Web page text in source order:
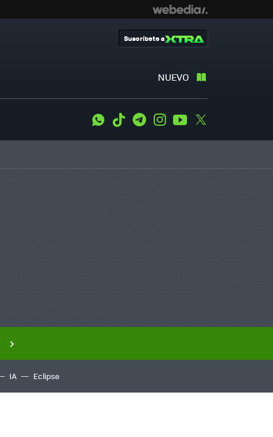
NUEVO
Suscríbete a
WhatsApp
Tiktok TelegramInstagramYoutube
IA Eclipse